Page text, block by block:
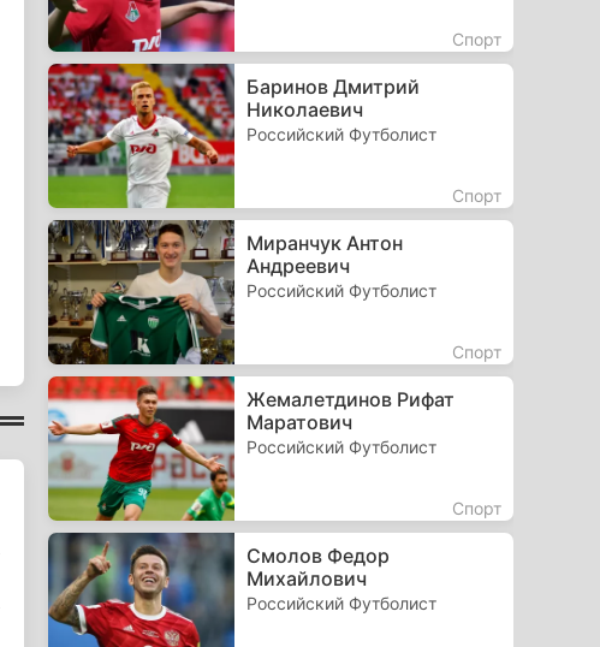
Спорт
Баринов Дмитрий
Николаевич
Российский Футболист
Спорт
Миранчук Антон
Андреевич
Российский Футболист
Спорт
Жемалетдинов Рифат
Маратович
Российский Футболист
Спорт
Смолов Федор
Михайлович
Российский Футболист